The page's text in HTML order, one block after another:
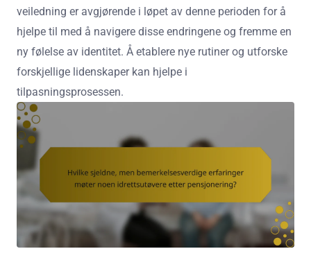
veiledning er avgjørende i løpet av denne perioden for å
hjelpe til med å navigere disse endringene og fremme en
ny følelse av identitet. Å etablere nye rutiner og utforske
forskjellige lidenskaper kan hjelpe i
tilpasningsprosessen.